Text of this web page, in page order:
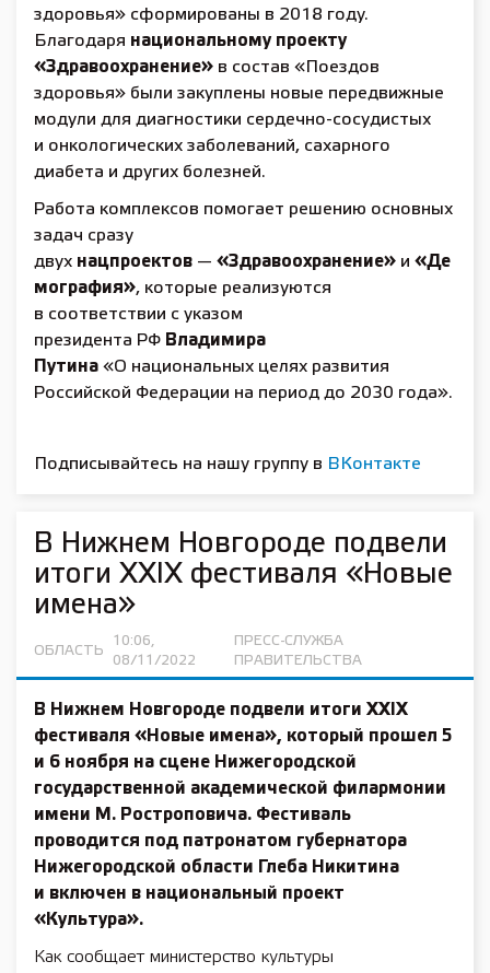
здоровья» сформированы в 2018 году.
Благодаря национальному проекту
«Здравоохранение» в состав «Поездов
здоровья» были закуплены новые передвижные
модули для диагностики сердечно-сосудистых
и онкологических заболеваний, сахарного
диабета и других болезней.
Работа комплексов помогает решению основных
задач сразу
двух нацпроектов — «Здравоохранение» и «Де
мография», которые реализуются
в соответствии с указом
президента РФ Владимира
Путина «О национальных целях развития
Российской Федерации на период до 2030 года».
Подписывайтесь на нашу группу в ВКонтакте
В Нижнем Новгороде подвели
итоги XXIX фестиваля «Новые
имена»
ОБЛАСТЬ
10:06,
08/11/2022
ПРЕСС-СЛУЖБА
ПРАВИТЕЛЬСТВА
В Нижнем Новгороде подвели итоги XXIX
фестиваля «Новые имена», который прошел 5
и 6 ноября на сцене Нижегородской
государственной академической филармонии
имени М. Ростроповича. Фестиваль
проводится под патронатом губернатора
Нижегородской области
Глеба Никитина
и включен в национальный проект
«Культура».
Как сообщает министерство культуры